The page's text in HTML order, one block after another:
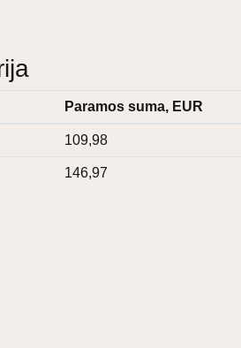
Paramos suma, EUR
109,98
146,97